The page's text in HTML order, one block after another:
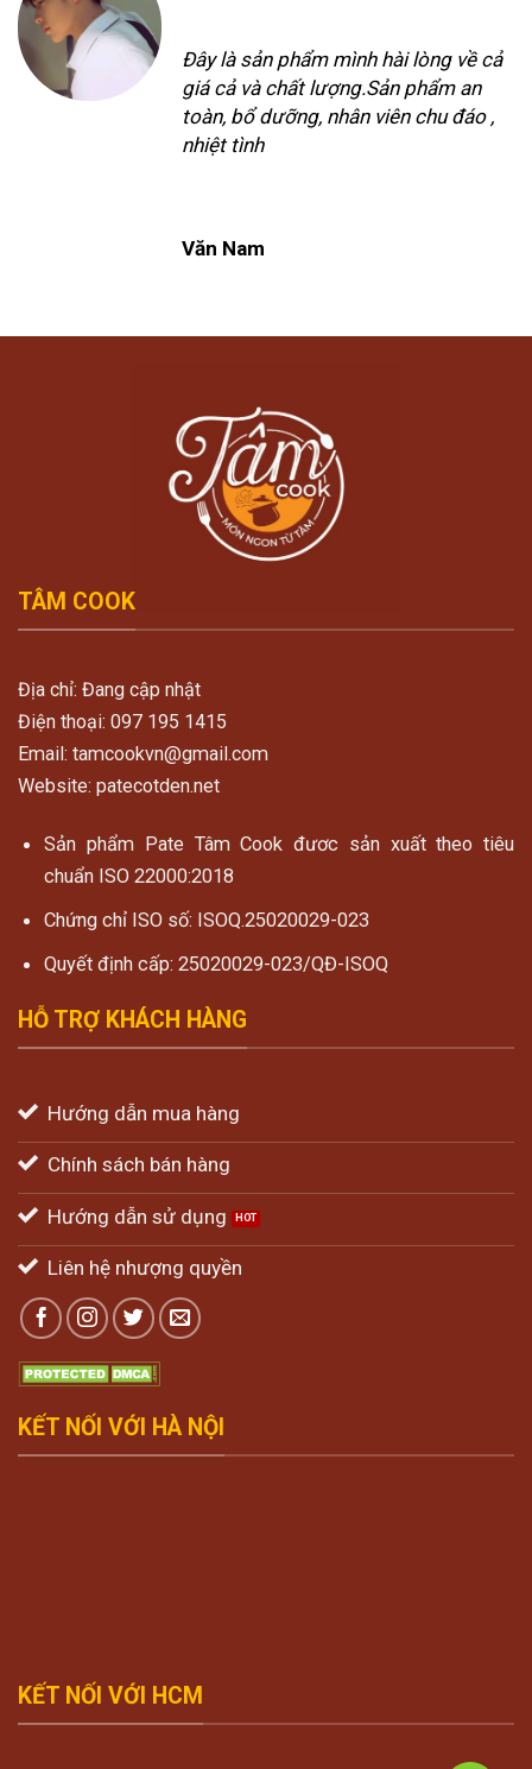
Đây là sản phẩm mình hài lòng về cả
giá cả và chất lượng.Sản phẩm an
toàn, bổ dưỡng, nhân viên chu đáo ,
nhiệt tình
Văn Nam
TÂM COOK
Địa chỉ: Đang cập nhật
Điện thoại: 097 195 1415
Email: tamcookvn@gmail.com
Website: patecotden.net
Sản phẩm Pate Tâm Cook đươc sản xuất theo tiêu
chuẩn ISO 22000:2018
Chứng chỉ ISO số: ISOQ.25020029-023
Quyết định cấp: 25020029-023/QĐ-ISOQ
HỖ TRỢ KHÁCH HÀNG
Hướng dẫn mua hàng
Chính sách bán hàng
Hướng dẫn sử dụng
Liên hệ nhượng quyền
KẾT NỐI VỚI HÀ NỘI
KẾT NỐI VỚI HCM